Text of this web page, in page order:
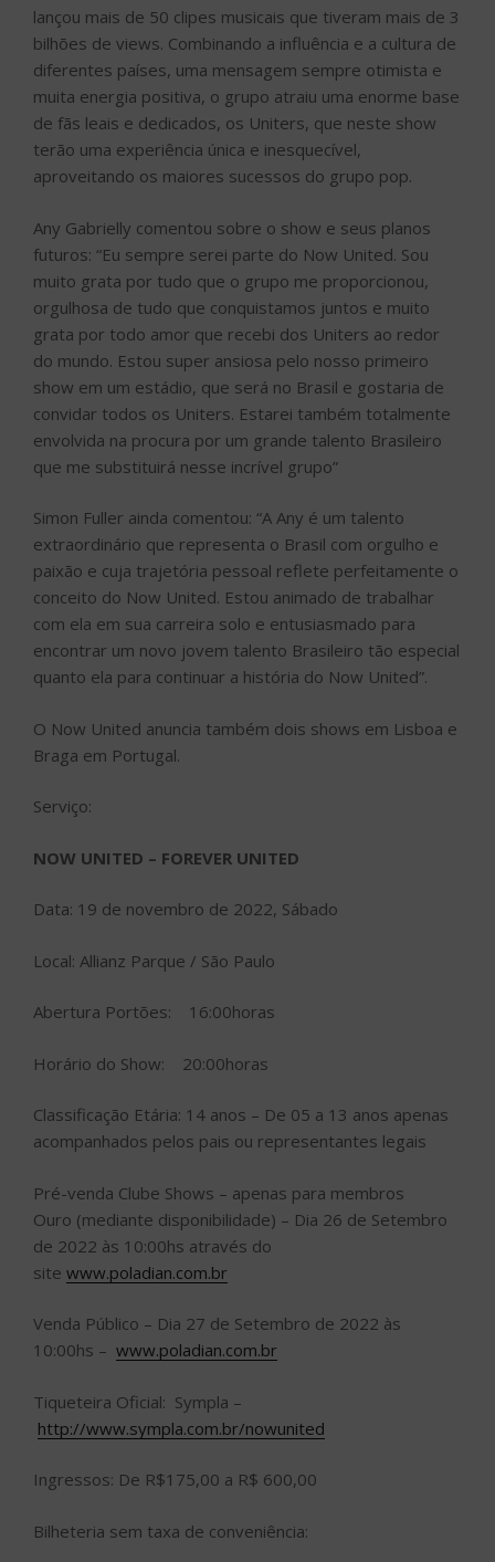
lançou mais de 50 clipes musicais que tiveram mais de 3
bilhões de views. Combinando a influência e a cultura de
diferentes países, uma mensagem sempre otimista e
muita energia positiva, o grupo atraiu uma enorme base
de fãs leais e dedicados, os Uniters, que neste show
terão uma experiência única e inesquecível,
aproveitando os maiores sucessos do grupo pop.
Any Gabrielly comentou sobre o show e seus planos
futuros: “Eu sempre serei parte do Now United. Sou
muito grata por tudo que o grupo me proporcionou,
orgulhosa de tudo que conquistamos juntos e muito
grata por todo amor que recebi dos Uniters ao redor
do mundo. Estou super ansiosa pelo nosso primeiro
show em um estádio, que será no Brasil e gostaria de
convidar todos os Uniters. Estarei também totalmente
envolvida na procura por um grande talento Brasileiro
que me substituirá nesse incrível grupo”
Simon Fuller ainda comentou: “A Any é um talento
extraordinário que representa o Brasil com orgulho e
paixão e cuja trajetória pessoal reflete perfeitamente o
conceito do Now United. Estou animado de trabalhar
com ela em sua carreira solo e entusiasmado para
encontrar um novo jovem talento Brasileiro tão especial
quanto ela para continuar a história do Now United”.
O Now United anuncia também dois shows em Lisboa e
Braga em Portugal.
Serviço:
NOW UNITED – FOREVER UNITED
Data: 19 de novembro de 2022, Sábado
Local: Allianz Parque / São Paulo
Abertura Portões: 16:00horas
Horário do Show: 20:00horas
Classificação Etária: 14 anos – De 05 a 13 anos apenas
acompanhados pelos pais ou representantes legais
Pré-venda Clube Shows – apenas para membros
Ouro (mediante disponibilidade) – Dia 26 de Setembro
de 2022 às 10:00hs através do
site www.poladian.com.br
Venda Público – Dia 27 de Setembro de 2022 às
10:00hs – www.poladian.com.br
Tiqueteira Oficial: Sympla –
http://www.sympla.com.br/nowunited
Ingressos: De R$175,00 a R$ 600,00
Bilheteria sem taxa de conveniência: